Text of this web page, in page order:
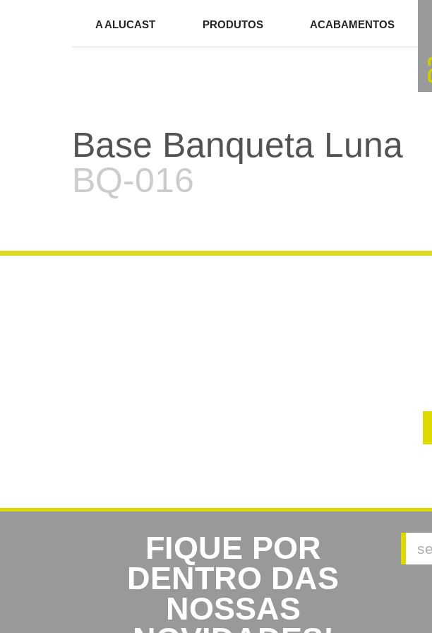
A ALUCAST PRODUTOS ACABAMENTOS
Base Banqueta Luna
BQ-016
FIQUE POR
DENTRO DAS
NOSSAS